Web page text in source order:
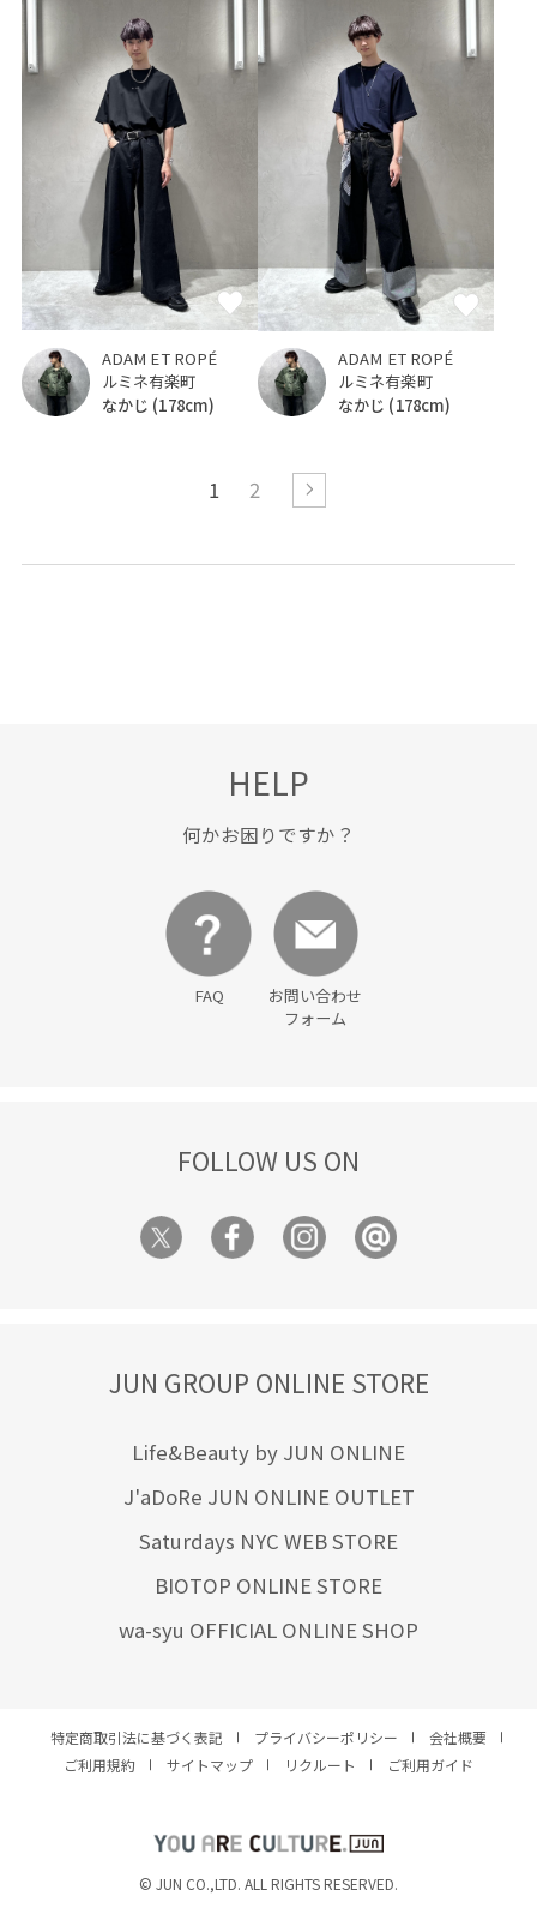
ADAM ET ROPÉ
ルミネ有楽町
なかじ (178cm)
ADAM ET ROPÉ
ルミネ有楽町
なかじ (178cm)
1 2
HELP
何かお困りですか？
FAQ
お問い合わせ
フォーム
FOLLOW US ON
JUN GROUP ONLINE STORE
Life&Beauty by JUN ONLINE
J'aDoRe JUN ONLINE OUTLET
Saturdays NYC WEB STORE
BIOTOP ONLINE STORE
wa-syu OFFICIAL ONLINE SHOP
特定商取引法に基づく表記 プライバシーポリシー
会社概要
ご利用規約
サイトマップ リクルート ご利用ガイド
© JUN CO.,LTD. ALL RIGHTS RESERVED.